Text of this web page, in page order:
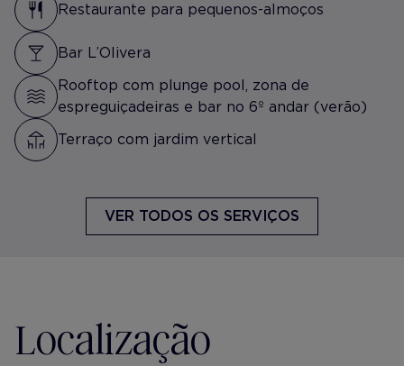
Restaurante para pequenos-almoços
Bar L’Olivera
Rooftop com plunge pool, zona de
espreguiçadeiras e bar no 6º andar (verão)
Terraço com jardim vertical
VER TODOS OS SERVIÇOS
Localização